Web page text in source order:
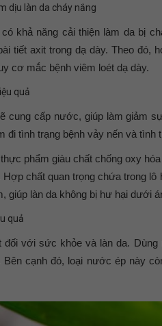
dịu làn da cháy nắng
khả năng cải thiện làm da bị
tiết axit trong dạ dày. Theo đó,
cơ mắc bệnh viêm loét dạ dày.
quả
cung cấp nước, giúp làm giảm
đi tình trạng bệnh vảy nến và tình
phẩm giàu chất chống oxy
chất quan trọng chứa trong
giúp làn da không bị hư hại dưới
quả
đối với sức khỏe và làn da.
Bên cạnh đó, loại nước ép này